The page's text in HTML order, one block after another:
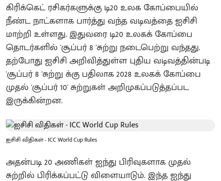
கிரிக்கெட் ரசிகர்களுக்கு டி20 உலக கோப்பையில்
நீண்ட நாட்களாக பார்த்து வந்த வடிவத்தை ஐசிசி
மாற்றி உள்ளது. இதுவரை டி20 உலகக் கோப்பை
தொடர்களில் 'சூப்பர் 8 'சுற்று நடைபெற்று வந்தது.
தற்போது ஐசிசி அறிவித்துள்ள புதிய வடிவத்தின்படி
'சூப்பர் 8 'சுற்று க்கு பதிலாக 2028 உலகக் கோப்பை
முதல் 'சூப்பர் 10' சுற்றுகள் அறிமுகப்படுத்தப்பட
இருக்கின்றன.
ஐசிசி விதிகள் - ICC World Cup Rules
அதன்படி 20 அணிகள் ஐந்து பிரிவுகளாக முதல்
சுற்றில் பிரிக்கப்பட்டு விளையாடும். இந்த ஐந்து